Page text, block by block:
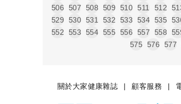
506 507 508 509 510 511 512
529 530 531 532 533 534 535
552 553 554 555 556 557 558
575 576 577
關於大家健康雜誌 顧客服務